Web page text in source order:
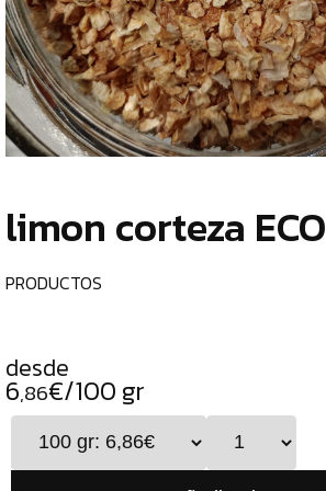
TIENDA
CHOCOLATES
ESPECIALES
ESPECIAS
CAFÉS
GENERAL
INFUSIONES
LEGUMBRES
SEMILLAS
limon corteza ECO
PRODUCTOS
desde
6,86€/100 gr